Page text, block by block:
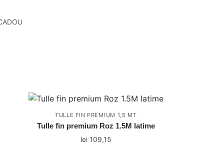
TULLE FIN PREMIUM 1,5 MT
Tulle fin premium Roz 1.5M latime
lei109,15